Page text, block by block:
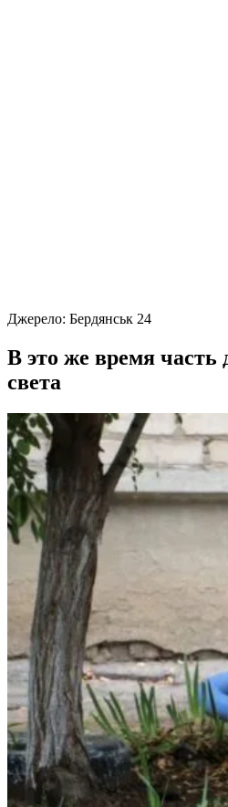
Джерело: Бердянськ 24
В это же время часть
света